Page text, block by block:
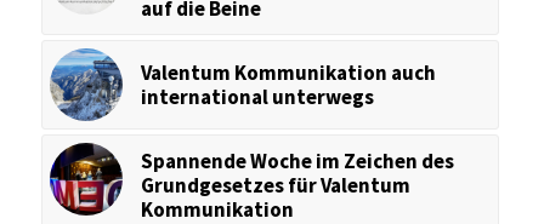
auf die Beine
Valentum Kommunikation auch
international unterwegs
Spannende Woche im Zeichen des
Grundgesetzes für Valentum
Kommunikation